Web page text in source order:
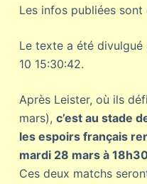
Les infos publiées
Le texte a été
10 15:30:42.
Après Leister, où ils
mars), c’est au stade
les espoirs français
mardi 28 mars à
Ces deux matchs